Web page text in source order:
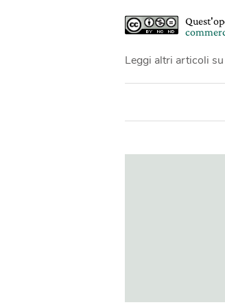
Leggi altri articoli